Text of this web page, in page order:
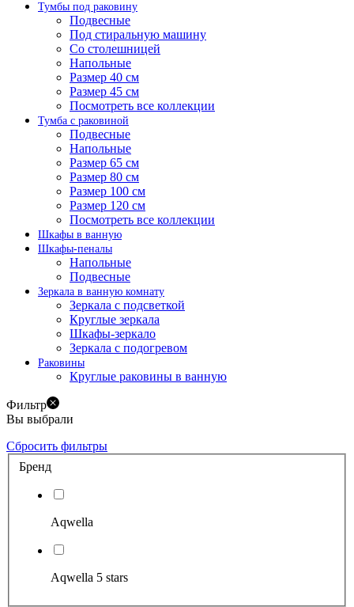
Тумбы под раковину
Подвесные
Под стиральную машину
Со столешницей
Напольные
Размер 40 см
Размер 45 см
Посмотреть все коллекции
Тумба с раковиной
Подвесные
Напольные
Размер 65 см
Размер 80 см
Размер 100 см
Размер 120 см
Посмотреть все коллекции
Шкафы в ванную
Шкафы-пеналы
Напольные
Подвесные
Зеркала в ванную комнату
Зеркала с подсветкой
Круглые зеркала
Шкафы-зеркало
Зеркала с подогревом
Раковины
Круглые раковины в ванную
Фильтр
Вы выбрали
Сбросить фильтры
Бренд
Aqwella
Aqwella 5 stars